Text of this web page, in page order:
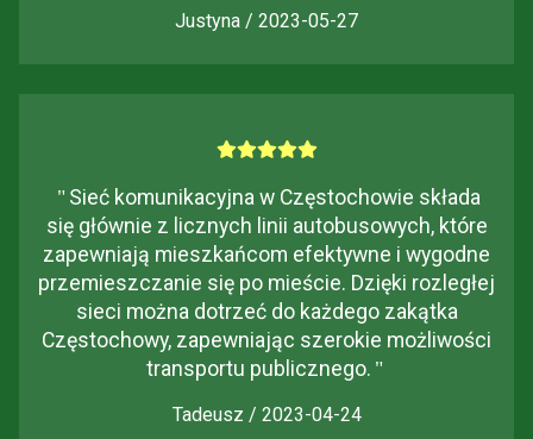
Justyna / 2023-05-27
" Sieć komunikacyjna w Częstochowie składa
się głównie z licznych linii autobusowych, które
zapewniają mieszkańcom efektywne i wygodne
przemieszczanie się po mieście. Dzięki rozległej
sieci można dotrzeć do każdego zakątka
Częstochowy, zapewniając szerokie możliwości
transportu publicznego. "
Tadeusz / 2023-04-24